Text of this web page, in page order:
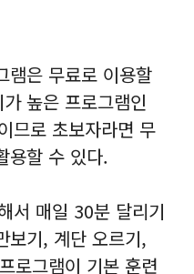
램은 무료로 이용할
높은 프로그램인
므로 초보자라면 무
용할 수 있다.
서 매일 30분 달리기
보기, 계단 오르기,
로그램이 기본 훈련